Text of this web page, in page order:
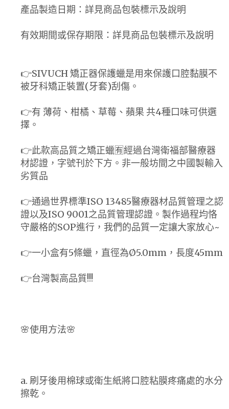
產品製造日期：詳見商品包裝標示及說明
有效期間或保存期限：詳見商品包裝標示及說明
👉SIVUCH 矯正器保護蠟是用來保護口腔黏膜不
被牙科矯正裝置(牙套)刮傷。
👉有 薄荷、柑橘、草莓、蘋果 共4種口味可供選
擇。
👉此款高品質之矯正蠟🈶經過台灣衛福部醫療器
材認證，字號刊於下方。非一般坊間之中國製輸入
劣質品
👉通過世界標準ISO 13485醫療器材品質管理之認
證以及ISO 9001之品質管理認證。製作過程均恪
守嚴格的SOP進行，我們的品質一定讓大家放心~
👉一小盒有5條蠟，直徑為Ø5.0mm，長度45mm
👉台灣製高品質!!!
🌸使用方法🌸
a. 刷牙後用棉球或衛生紙將口腔粘膜疼痛處的水分
擦乾。